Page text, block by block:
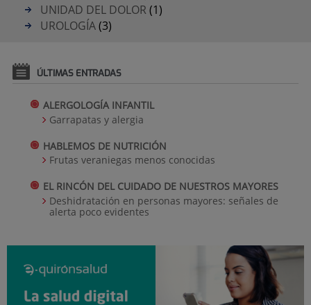
UNIDAD DEL DOLOR(1)
UROLOGÍA(3)
ÚLTIMAS ENTRADAS
ALERGOLOGÍA INFANTIL
Garrapatas y alergia
HABLEMOS DE NUTRICIÓN
Frutas veraniegas menos conocidas
EL RINCÓN DEL CUIDADO DE NUESTROS MAYORES
Deshidratación en personas mayores: señales de
alerta poco evidentes